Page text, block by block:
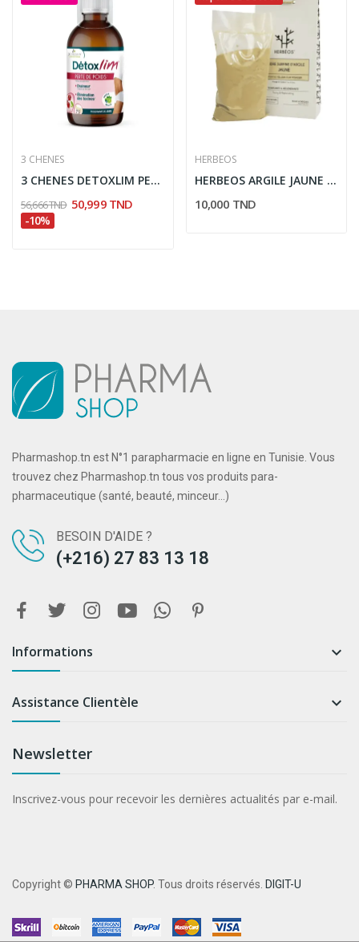
3 CHENES
3 CHENES DETOXLIM PERTE DE POIDS 500ML
56,666 TND 50,999 TND
-10%
HERBEOS
HERBEOS ARGILE JAUNE SURFINE 200GR
10,000 TND
Pharmashop.tn est N°1 parapharmacie en ligne en Tunisie. Vous
trouvez chez Pharmashop.tn tous vos produits para-
pharmaceutique (santé, beauté, minceur...)
BESOIN D'AIDE ?
(+216) 27 83 13 18
Informations 
Assistance Clientèle 
Newsletter
Inscrivez-vous pour recevoir les dernières actualités par e-mail.
Copyright © PHARMA SHOP. Tous droits réservés. DIGIT-U